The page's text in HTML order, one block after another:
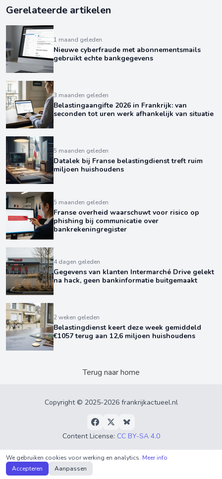
Gerelateerde artikelen
1 maand geleden
Nieuwe cyberfraude met abonnementsmails
gebruikt echte bankgegevens
3 maanden geleden
Belastingaangifte 2026 in Frankrijk: van
seconden tot uren werk afhankelijk van situatie
5 maanden geleden
Datalek bij Franse belastingdienst treft ruim
miljoen huishoudens
5 maanden geleden
Franse overheid waarschuwt voor risico op
phishing bij communicatie over
bankrekeningregister
4 dagen geleden
Gegevens van klanten Intermarché Drive gelekt
na hack, geen bankinformatie buitgemaakt
2 weken geleden
Belastingdienst keert deze week gemiddeld
€1057 terug aan 12,6 miljoen huishoudens
Terug naar home
Copyright © 2025-2026 frankrijkactueel.nl
Content License: CC BY-SA 4.0
Privacyverklaring
• Algemene Voorwaarden •
Over
ons
We gebruiken cookies voor werking en analytics. Meer info
Accepteren
Aanpassen